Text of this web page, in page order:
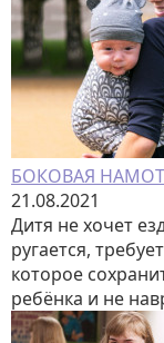
БОКОВАЯ
21.08.2021
Дитя не хочет
ругается,
которое
ребёнка и не